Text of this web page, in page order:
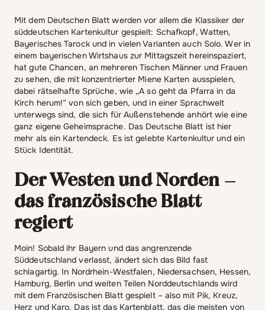
Mit dem Deutschen Blatt werden vor allem die Klassiker der
süddeutschen Kartenkultur gespielt: Schafkopf, Watten,
Bayerisches Tarock und in vielen Varianten auch Solo. Wer in
einem bayerischen Wirtshaus zur Mittagszeit hereinspaziert,
hat gute Chancen, an mehreren Tischen Männer und Frauen
zu sehen, die mit konzentrierter Miene Karten ausspielen,
dabei rätselhafte Sprüche, wie „A so geht da Pfarra in da
Kirch herum!“ von sich geben, und in einer Sprachwelt
unterwegs sind, die sich für Außenstehende anhört wie eine
ganz eigene Geheimsprache. Das Deutsche Blatt ist hier
mehr als ein Kartendeck. Es ist gelebte Kartenkultur und ein
Stück Identität.
Der Westen und Norden –
das französische Blatt
regiert
Moin! Sobald ihr Bayern und das angrenzende
Süddeutschland verlasst, ändert sich das Bild fast
schlagartig. In Nordrhein-Westfalen, Niedersachsen, Hessen,
Hamburg, Berlin und weiten Teilen Norddeutschlands wird
mit dem Französischen Blatt gespielt – also mit Pik, Kreuz,
Herz und Karo. Das ist das Kartenblatt, das die meisten von